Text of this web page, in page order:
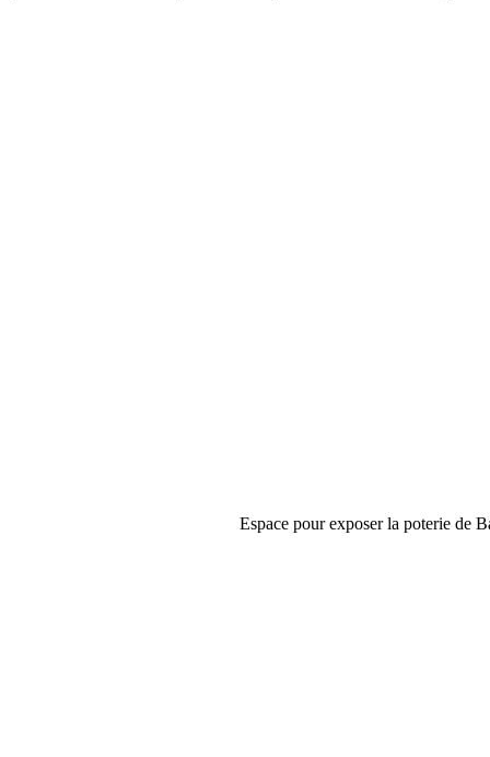
Espace pour exposer la poterie de